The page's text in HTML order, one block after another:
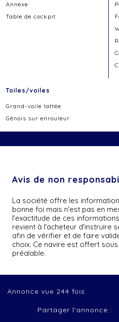
Annexe
Table de cockpit
Toiles/voiles
Grand-voile lattée
Génois sur enrouleur
Avis de non
La société offre les
bonne foi mais n'est pas en
l'exactitude de ces
revient à l'acheteur d'instruire
afin de vérifier et de faire
choix. Ce navire est offert
préalable.
Annonce vue 244 fois.
Partager l'annonce :